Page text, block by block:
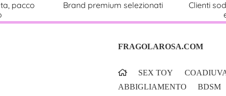
pacco
Brand premium selezionati
Clienti
FRAGOLAROSA.COM
SEX TOY
ABBIGLIAMENTO
BDSM